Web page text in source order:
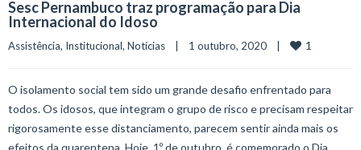
Sesc Pernambuco traz programação para Dia
Internacional do Idoso
Assistência, Institucional, Notícias
    |    1 outubro, 2020    |
1
O isolamento social tem sido um grande desafio enfrentado para
todos. Os idosos, que integram o grupo de risco e precisam respeitar
rigorosamente esse distanciamento, parecem sentir ainda mais os
efeitos da quarentena. Hoje, 1º de outubro, é comemorado o Dia